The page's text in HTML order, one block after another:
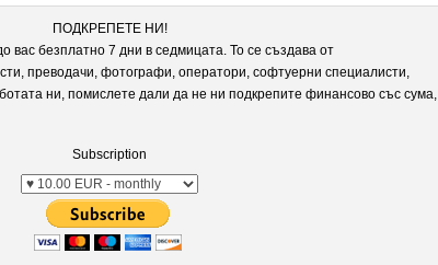
ПОДКРЕПЕТЕ НИ!
вас безплатно 7 дни в седмицата. То се създава от
преводачи, фотографи, оператори, софтуерни специалисти,
ни, помислете дали да не ни подкрепите финансово със сума,
Subscription